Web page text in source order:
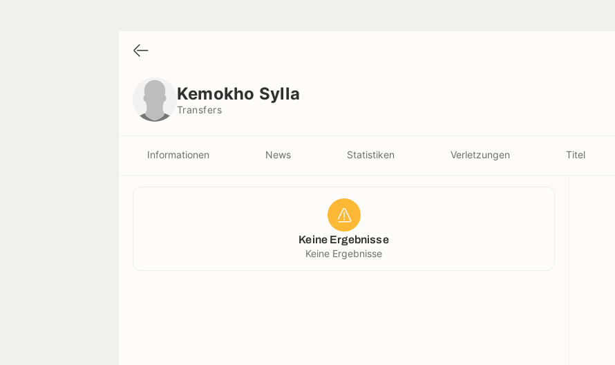
Kemokho Sylla
Transfers
Informationen News Statistiken Verletzungen Titel
Keine Ergebnisse
Keine Ergebnisse